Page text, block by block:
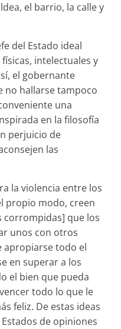
el barrio, la calle y
del Estado ideal
intelectuales y
el gobernante
no hallarse tampoco
una
en la filosofía
perjuicio de
las
la violencia entre los
propio modo, creen
corrompidas] que los
unos con otros
apropiarse todo el
en superar a los
el bien que pueda
todo lo que le
feliz. De estas ideas
de opiniones